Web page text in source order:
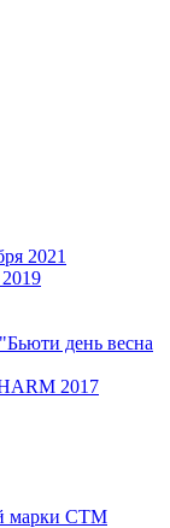
2021
день весна
2017
марки СТМ